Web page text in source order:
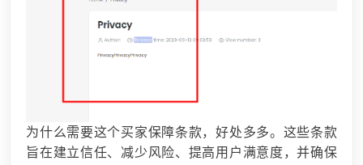
为什么需要这个买家保障条款，好处多多。这些条款
旨在建立信任、减少风险、提高用户满意度，并确保